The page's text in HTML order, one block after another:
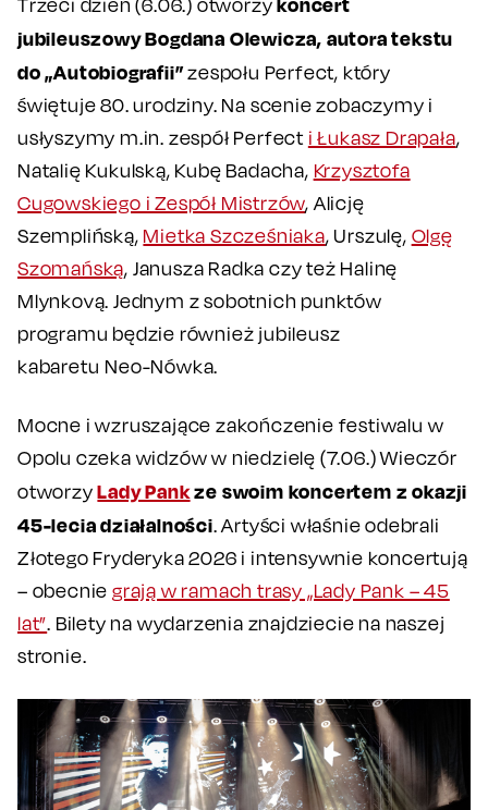
Trzeci dzień (6.06.) otworzy
jubileuszowy Bogdana Olewicza, autora tekstu
do „Autobiografii”zespołu Perfect, który
świętuje 80. urodziny. Na scenie zobaczymy i
usłyszymy m.in. zespół Perfect i Łukasz Drapała,
Natalię Kukulską, Kubę Badacha, Krzysztofa
Cugowskiego i Zespół Mistrzów, Alicję
Szemplińską, Mietka Szcześniaka, Urszulę, Olgę
Szomańską, Janusza Radka czy też Halinę
Mlynkovą. Jednym z sobotnich punktów
programu będzie również jubileusz
kabaretu Neo-Nówka.
Mocne i wzruszające zakończenie festiwalu w
Opolu czeka widzów w niedzielę (7.06.) Wieczór
otworzyLady Pankze swoim koncertem z okazji
45-lecia działalności. Artyści właśnie odebrali
Złotego Fryderyka 2026 i intensywnie koncertują
– obecniegrają w ramach trasy „Lady Pank – 45
lat”. Bilety na wydarzenia znajdziecie na naszej
stronie.